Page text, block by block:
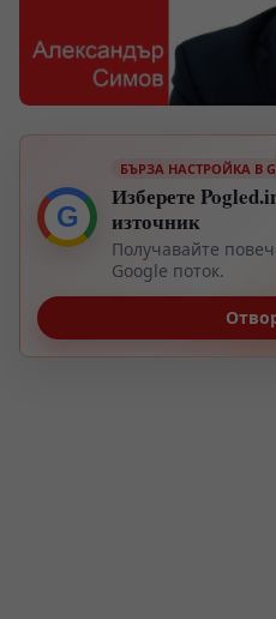
G
БЪРЗА НАСТРОЙКА В
Изберете
източник
Получавайте
Google поток.